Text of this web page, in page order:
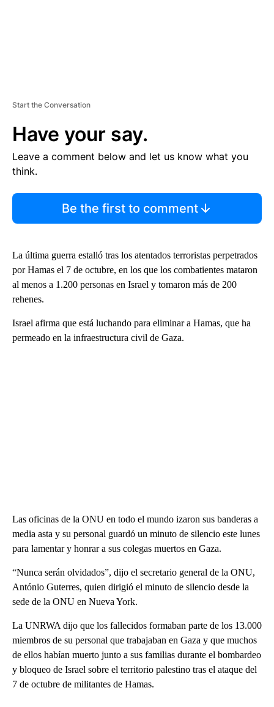
Start the Conversation
Have your say.
Leave a comment below and let us know what you
think.
Be the first to comment
La última guerra estalló tras los atentados terroristas perpetrados
por Hamas el 7 de octubre, en los que los combatientes mataron
al menos a 1.200 personas en Israel y tomaron más de 200
rehenes.
Israel afirma que está luchando para eliminar a Hamas, que ha
permeado en la infraestructura civil de Gaza.
Las oficinas de la ONU en todo el mundo izaron sus banderas a
media asta y su personal guardó un minuto de silencio este lunes
para lamentar y honrar a sus colegas muertos en Gaza.
“Nunca serán olvidados”, dijo el secretario general de la ONU,
António Guterres, quien dirigió el minuto de silencio desde la
sede de la ONU en Nueva York.
La UNRWA dijo que los fallecidos formaban parte de los 13.000
miembros de su personal que trabajaban en Gaza y que muchos
de ellos habían muerto junto a sus familias durante el bombardeo
y bloqueo de Israel sobre el territorio palestino tras el ataque del
7 de octubre de militantes de Hamas.